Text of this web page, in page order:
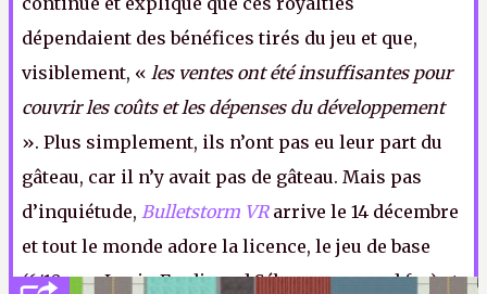
dépendaient des bénéfices tirés du jeu et que,
visiblement, « les ventes ont été insuffisantes pour
couvrir les coûts et les dépenses du développement
». Plus simplement, ils n’ont pas eu leur part du
gâteau, car il n’y avait pas de gâteau. Mais pas
d’inquiétude, Bulletstorm VRarrive le 14 décembre
et tout le monde adore la licence, le jeu de base
(6/10, par Louis-Ferdinand Sébum, un grand fan) et